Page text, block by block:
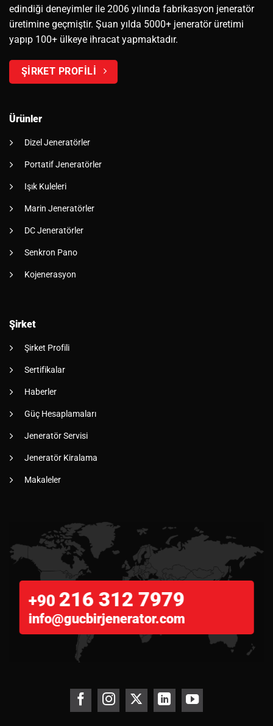
edindiği deneyimler ile 2006 yılında fabrikasyon jeneratör
üretimine geçmiştir. Şuan yılda 5000+ jeneratör üretimi
yapıp 100+ ülkeye ihracat yapmaktadır.
ŞİRKET PROFİLİ
Ürünler
Dizel Jeneratörler
Portatif Jeneratörler
Işık Kuleleri
Marin Jeneratörler
DC Jeneratörler
Senkron Pano
Kojenerasyon
Şirket
Şirket Profili
Sertifikalar
Haberler
Güç Hesaplamaları
Jeneratör Servisi
Jeneratör Kiralama
Makaleler
+90 216 312 7979
info@gucbirjenerator.com